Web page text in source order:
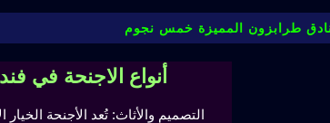
طرابزون المميزة خمس نجوم
أنواع الاجنحة في
التصميم والأثاث: تُعد الأجنحة